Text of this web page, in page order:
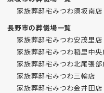
家族葬邸宅みつわ須坂南店
長野市の葬儀場一覧
家族葬邸宅みつわ安茂里店
家族葬邸宅みつわ稲里中央
家族葬邸宅みつわ北尾張部
家族葬邸宅みつわ三輪店
家族葬邸宅みつわ金井田店